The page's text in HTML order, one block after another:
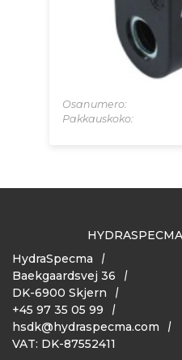
Osanumero:
Pakkauskoko:
HydraSpecma
Baekgaardsvej 36
DK-6900 Skjern
+45 97 35 05 99
hsdk@hydraspecma.com
VAT: DK-87552411